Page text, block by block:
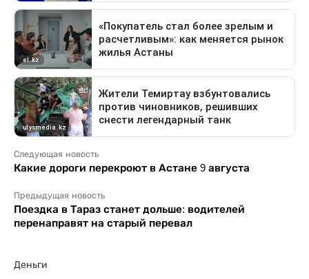
Следующая новость
Какие дороги перекроют в Астане 9 августа
Предыдущая новость
Поездка в Тараз станет дольше: водителей
перенаправят на старый перевал
Деньги